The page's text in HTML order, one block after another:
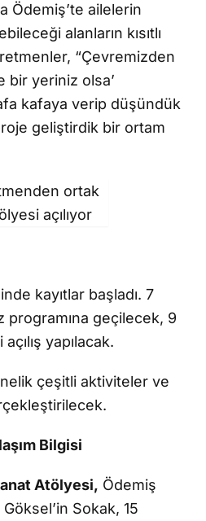
Ödemiş’te ailelerin
alanların kısıtlı
“Çevremizden
bir yeriniz olsa’
kafaya verip düşündük
geliştirdik bir ortam
kayıtlar başladı. 7
programına geçilecek, 9
yapılacak.
çeşitli aktiviteler ve
Bilgisi
Atölyesi, Ödemiş
Sokak, 15